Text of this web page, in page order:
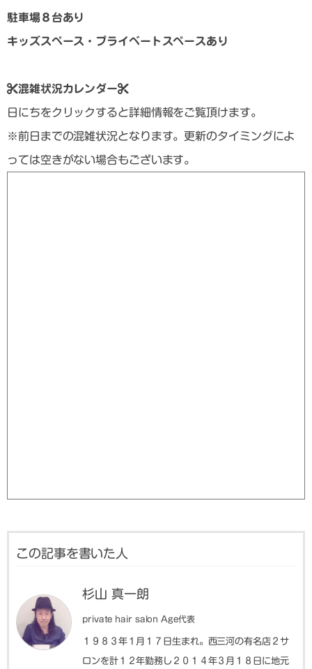
駐車場８台あり
キッズスペース・プライベートスペースあり
混雑状況カレンダー
日にちをクリックすると詳細情報をご覧頂けます。
※前日までの混雑状況となります。更新のタイミングによ
っては空きがない場合もございます。
この記事を書いた人
杉山 真一朗
private hair salon Age代表
１９８３年１月１７日生まれ。西三河の有名店２サ
ロンを計１２年勤務し２０１４年３月１８日に地元